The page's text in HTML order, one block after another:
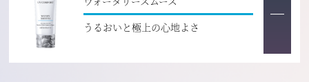
うるおいと極上の心地よさ